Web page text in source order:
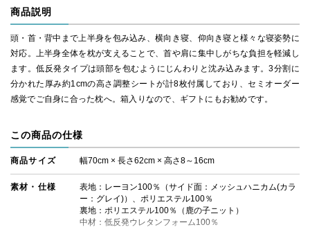
商品説明
頭・首・背中まで上半身を包み込み、横向き寝、仰向き寝と様々な寝姿勢に
対応。上半身全体を枕が支えることで、首や肩に集中しがちな負担を軽減し
ます。低反発タイプは頭部を包むようにじんわりと沈み込みます。3分割に
分かれた厚み約1cmの高さ調整シートが計8枚付属しており、セミオーダー
感覚でご自身に合った枕へ。箱入りなので、ギフトにもお勧めです。
この商品の仕様
商品サイズ 幅70cm × 長さ62cm × 高さ8～16cm
素材・仕様
表地：レーヨン100％（サイド面：メッシュハニカム(カラ
ー：グレイ)）、ポリエステル100％
裏地：ポリエステル100％（鹿の子ニット）
中材：低反発ウレタンフォーム100％